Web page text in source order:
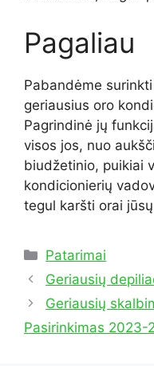
Pagaliau
Pabandėme
geriausius oro
Pagrindinė jų
visos jos, nuo
biudžetinio, puikiai
kondicionierių
tegul karšti orai
Kategorijos
Patarimai
Geriausių
Geriausių
Pasirinkimas 2023-